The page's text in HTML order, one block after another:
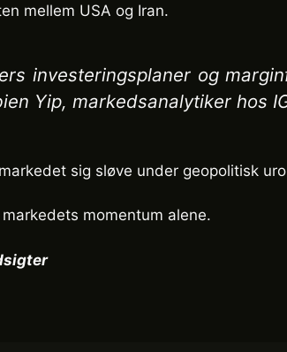
mellem USA og Iran.
investeringsplaner og
Yip, markedsanalytiker hos
sig sløve under geopolitisk
momentum alene.